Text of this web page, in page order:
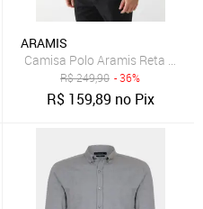
Marinho
ARAMIS
Camisa Polo Aramis Reta Mini
R$249,90 - 36%
R$ 159,89 no Pix